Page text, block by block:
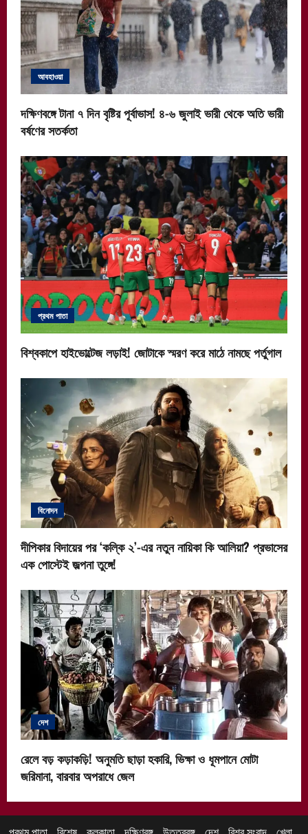
আবহাওয়া
দক্ষিণবঙ্গে টানা ৭ দিন বৃষ্টির পূর্বাভাস! ৪-৬ জুলাই ভারী থেকে অতি ভারী
বর্ষণের সতর্কতা
প্রথম পাতা
বিশ্বকাপে হাইভোল্টেজ লড়াই! জোটাকে স্মরণ করে মাঠে নামছে পর্তুগাল
বিনোদন
দীপিকার বিদায়ের পর ‘কল্কি ২’-এর নতুন নায়িকা কি আলিয়া? প্রভাসের
এক পোস্টেই জল্পনা তুঙ্গে!
দেশ
রেলে বড় কড়াকড়ি! অনুমতি ছাড়া হকারি, ভিক্ষা ও ধূমপানে মোটা
জরিমানা, বারবার অপরাধে জেল